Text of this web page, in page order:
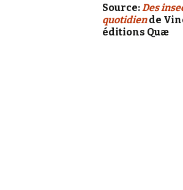
Source:Des
quotidiende
éditions Quæ